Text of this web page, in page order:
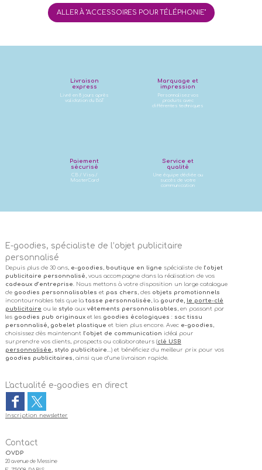
ALLER À "ACCESSOIRES POUR TÉLÉPHONIE"
Livraison
express
Livré en 8 jours après
validation du BàT
Marquage et
impression
Personnalisez vos
produits avec
différentes techniques
Paiement
sécurisé
CB / Visa /
MasterCard
Service et
qualité
Une équipe dédiée au
succès de votre
communication
E-goodies, spécialiste de l’objet publicitaire
personnalisé
Depuis plus de 30 ans, e-goodies , boutique en ligne spécialiste de l’objet
publicitaire personnalisé , vous accompagne dans la réalisation de vos
cadeaux d’entreprise. Nous mettons à votre disposition un large catalogue
de goodies personnalisables et pas chers , des objets promotionnels
incontournables tels que la tasse personnalisée , la gourde, le porte-clé
publicitaire ou le stylo aux vêtements personnalisables , en passant par
les goodies pub originauxet les goodies écologiques : sac tissu
personnalisé, gobelet plastique et bien plus encore. Avec e-goodies ,
choisissez dès maintenant l’objet de communication idéal pour
surprendre vos clients, prospects ou collaborateurs (clé USB
personnalisée, stylo publicitaire…) et bénéficiez du meilleur prix pour vos
goodies publicitaires , ainsi que d’une livraison rapide.
L'actualité e-goodies en direct
Inscription newsletter
Contact
OVDP
20 avenue de Messine